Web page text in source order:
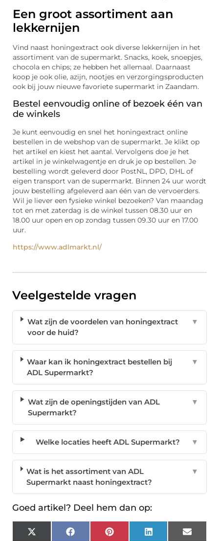
Een groot assortiment aan
lekkernijen
Vind naast honingextract ook diverse lekkernijen in het
assortiment van de supermarkt. Snacks, koek, snoepjes,
chocola en chips; ze hebben het allemaal. Daarnaast
koop je ook olie, azijn, nootjes en verzorgingsproducten
ook bij jouw nieuwe favoriete supermarkt in Zaandam.
Bestel eenvoudig online of bezoek één van
de winkels
Je kunt eenvoudig en snel het honingextract online
bestellen in de webshop van de supermarkt. Je klikt op
het artikel en kiest het aantal. Vervolgens doe je het
artikel in je winkelwagentje en druk je op bestellen. Je
bestelling wordt geleverd door PostNL, DPD, DHL of
eigen transport van de supermarkt. Binnen 24 uur wordt
jouw bestelling afgeleverd aan één van de vervoerders.
Wil je liever een fysieke winkel bezoeken? Van maandag
tot en met zaterdag is de winkel tussen 08.30 uur en
18.00 uur open en op zondag tussen 09.30 uur en 17.00
uur.
https://www.adlmarkt.nl/
Veelgestelde vragen
Wat zijn de voordelen van honingextract
voor de huid?
▼
Waar kan ik honingextract bestellen bij
ADL Supermarkt?
▼
Wat zijn de openingstijden van ADL
Supermarkt?
▼
Welke locaties heeft ADL Supermarkt? ▼
Wat is het assortiment van ADL
Supermarkt naast honingextract?
▼
Goed artikel? Deel hem dan op:
X FacebookPinterest LinkedIn Email